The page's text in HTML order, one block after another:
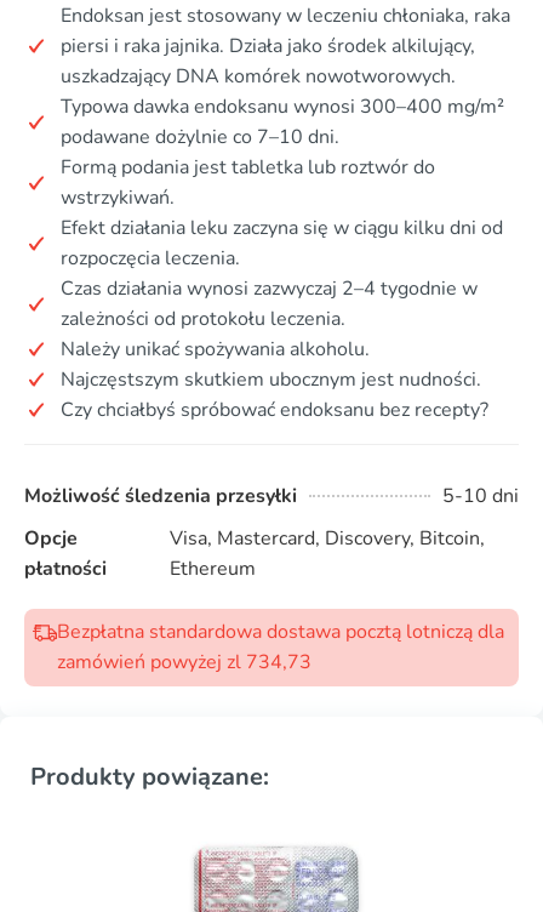
Endoksan jest stosowany w leczeniu chłoniaka, raka
piersi i raka jajnika. Działa jako środek alkilujący,
uszkadzający DNA komórek nowotworowych.
Typowa dawka endoksanu wynosi 300–400 mg/m²
podawane dożylnie co 7–10 dni.
Formą podania jest tabletka lub roztwór do
wstrzykiwań.
Efekt działania leku zaczyna się w ciągu kilku dni od
rozpoczęcia leczenia.
Czas działania wynosi zazwyczaj 2–4 tygodnie w
zależności od protokołu leczenia.
Należy unikać spożywania alkoholu.
Najczęstszym skutkiem ubocznym jest nudności.
Czy chciałbyś spróbować endoksanu bez recepty?
Możliwość śledzenia przesyłki
5-10 dni
Opcje
płatności
Visa, Mastercard, Discovery, Bitcoin,
Ethereum
Bezpłatna standardowa dostawa pocztą lotniczą dla
zamówień powyżej zl 734,73
Produkty powiązane: